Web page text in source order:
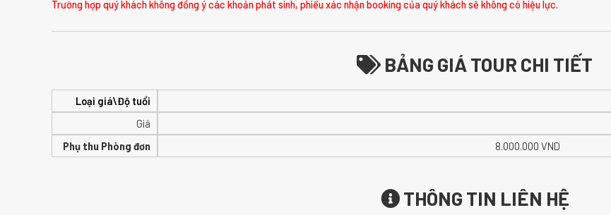
Trường hợp quý khách không đồng ý các khoản phát sinh, phiếu xác nhận booking của quý khách sẽ không có hiệu lực.
BẢNG GIÁ TOUR CHI TIẾT
Loại giá\Độ tuổi
Giá
Phụ thu Phòng đơn
8.000.000 VND
THÔNG TIN LIÊN HỆ